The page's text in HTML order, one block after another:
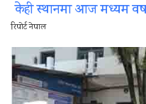
केही स्थानमा आज मध्यम
रिपोर्ट नेपाल